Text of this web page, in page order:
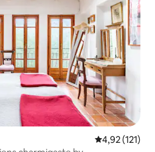
4,92 ud af 5 i
4,92 (121)